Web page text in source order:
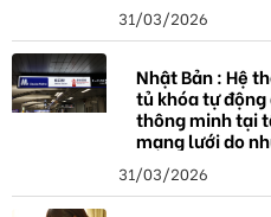
31/03/2026
Nhật Bản : Hệ
tủ khóa tự
thông minh tại
mạng lưới do
31/03/2026